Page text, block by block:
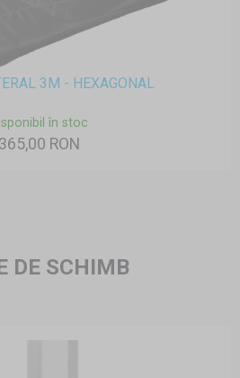
3M - HEXAGONAL
în stoc
365,00 RON
DE SCHIMB